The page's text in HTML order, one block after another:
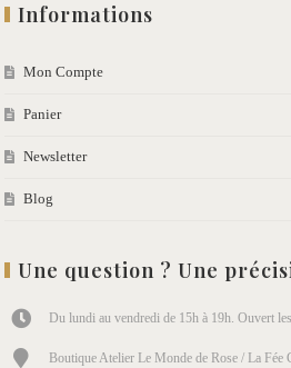
Informations
Mon Compte
Panier
Newsletter
Blog
Une question ? Une
Du lundi au vendredi de 15h à 19h. Ouvert
Boutique Atelier Le Monde de Rose / La Fée